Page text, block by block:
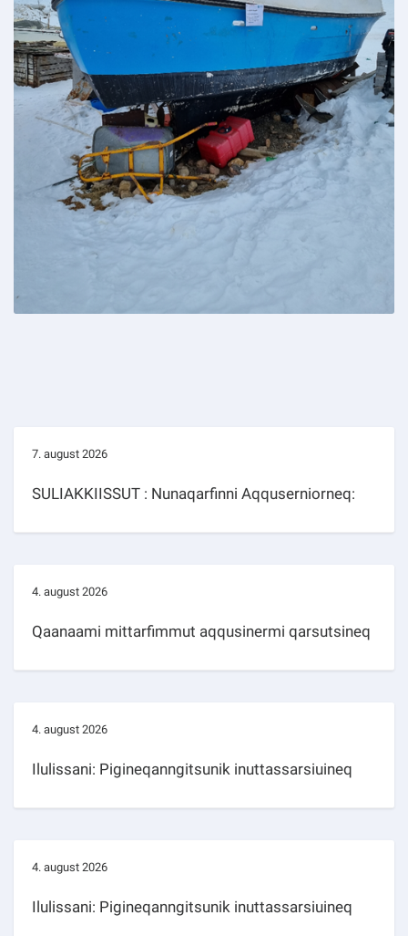
7. august 2026
SULIAKKIISSUT : Nunaqarfinni Aqquserniorneq:
4. august 2026
Qaanaami mittarfimmut aqqusinermi qarsutsineq
4. august 2026
Ilulissani: Pigineqanngitsunik inuttassarsiuineq
4. august 2026
Ilulissani: Pigineqanngitsunik inuttassarsiuineq